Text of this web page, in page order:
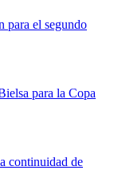
para el segundo
para la Copa
continuidad de